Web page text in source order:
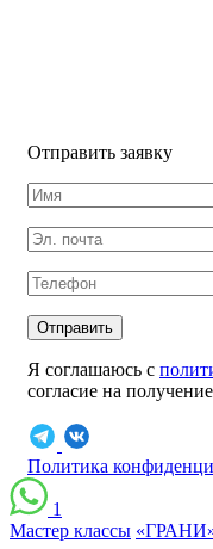
Отправить заявку
Отправить
Я соглашаюсь с
согласие на
Политика
1
Мастер классы